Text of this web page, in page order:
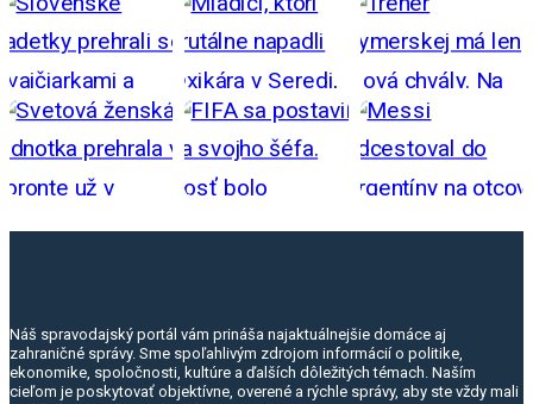
Náš spravodajský portál vám prináša najaktuálnejšie domáce aj
zahraničné správy. Sme spoľahlivým zdrojom informácií o politike,
ekonomike, spoločnosti, kultúre a ďalších dôležitých témach. Naším
cieľom je poskytovať objektívne, overené a rýchle správy, aby ste vždy mali